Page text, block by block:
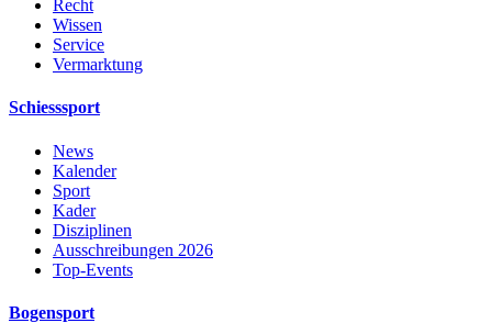
Recht
Wissen
Service
Vermarktung
Schiesssport
News
Kalender
Sport
Kader
Disziplinen
Ausschreibungen 2026
Top-Events
Bogensport